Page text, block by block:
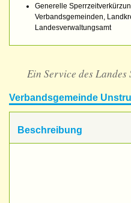
Generelle
Verbandsgemeinden,
Landesverwaltungsamt
Ein Service des Landes
Verbandsgemeinde
Beschreibung